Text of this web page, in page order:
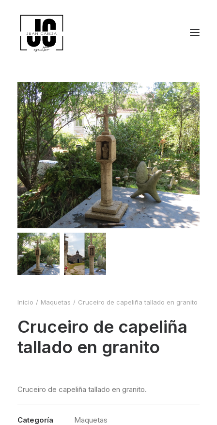
Inicio Maquetas Cruceiro de capeliña tallado en granito
Cruceiro de capeliña
tallado en granito
Cruceiro de capeliña tallado en granito.
Categoría Maquetas